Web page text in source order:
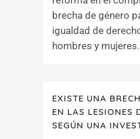
brecha de género
igualdad de
hombres y
EXISTE UNA
EN LAS LESIONES
SEGÚN UNA